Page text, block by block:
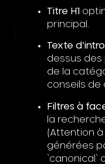
Titre H1
principal.
Texte
dessus des
de la
conseils de
Filtres à
la
(Attention à
générées
`canonical`